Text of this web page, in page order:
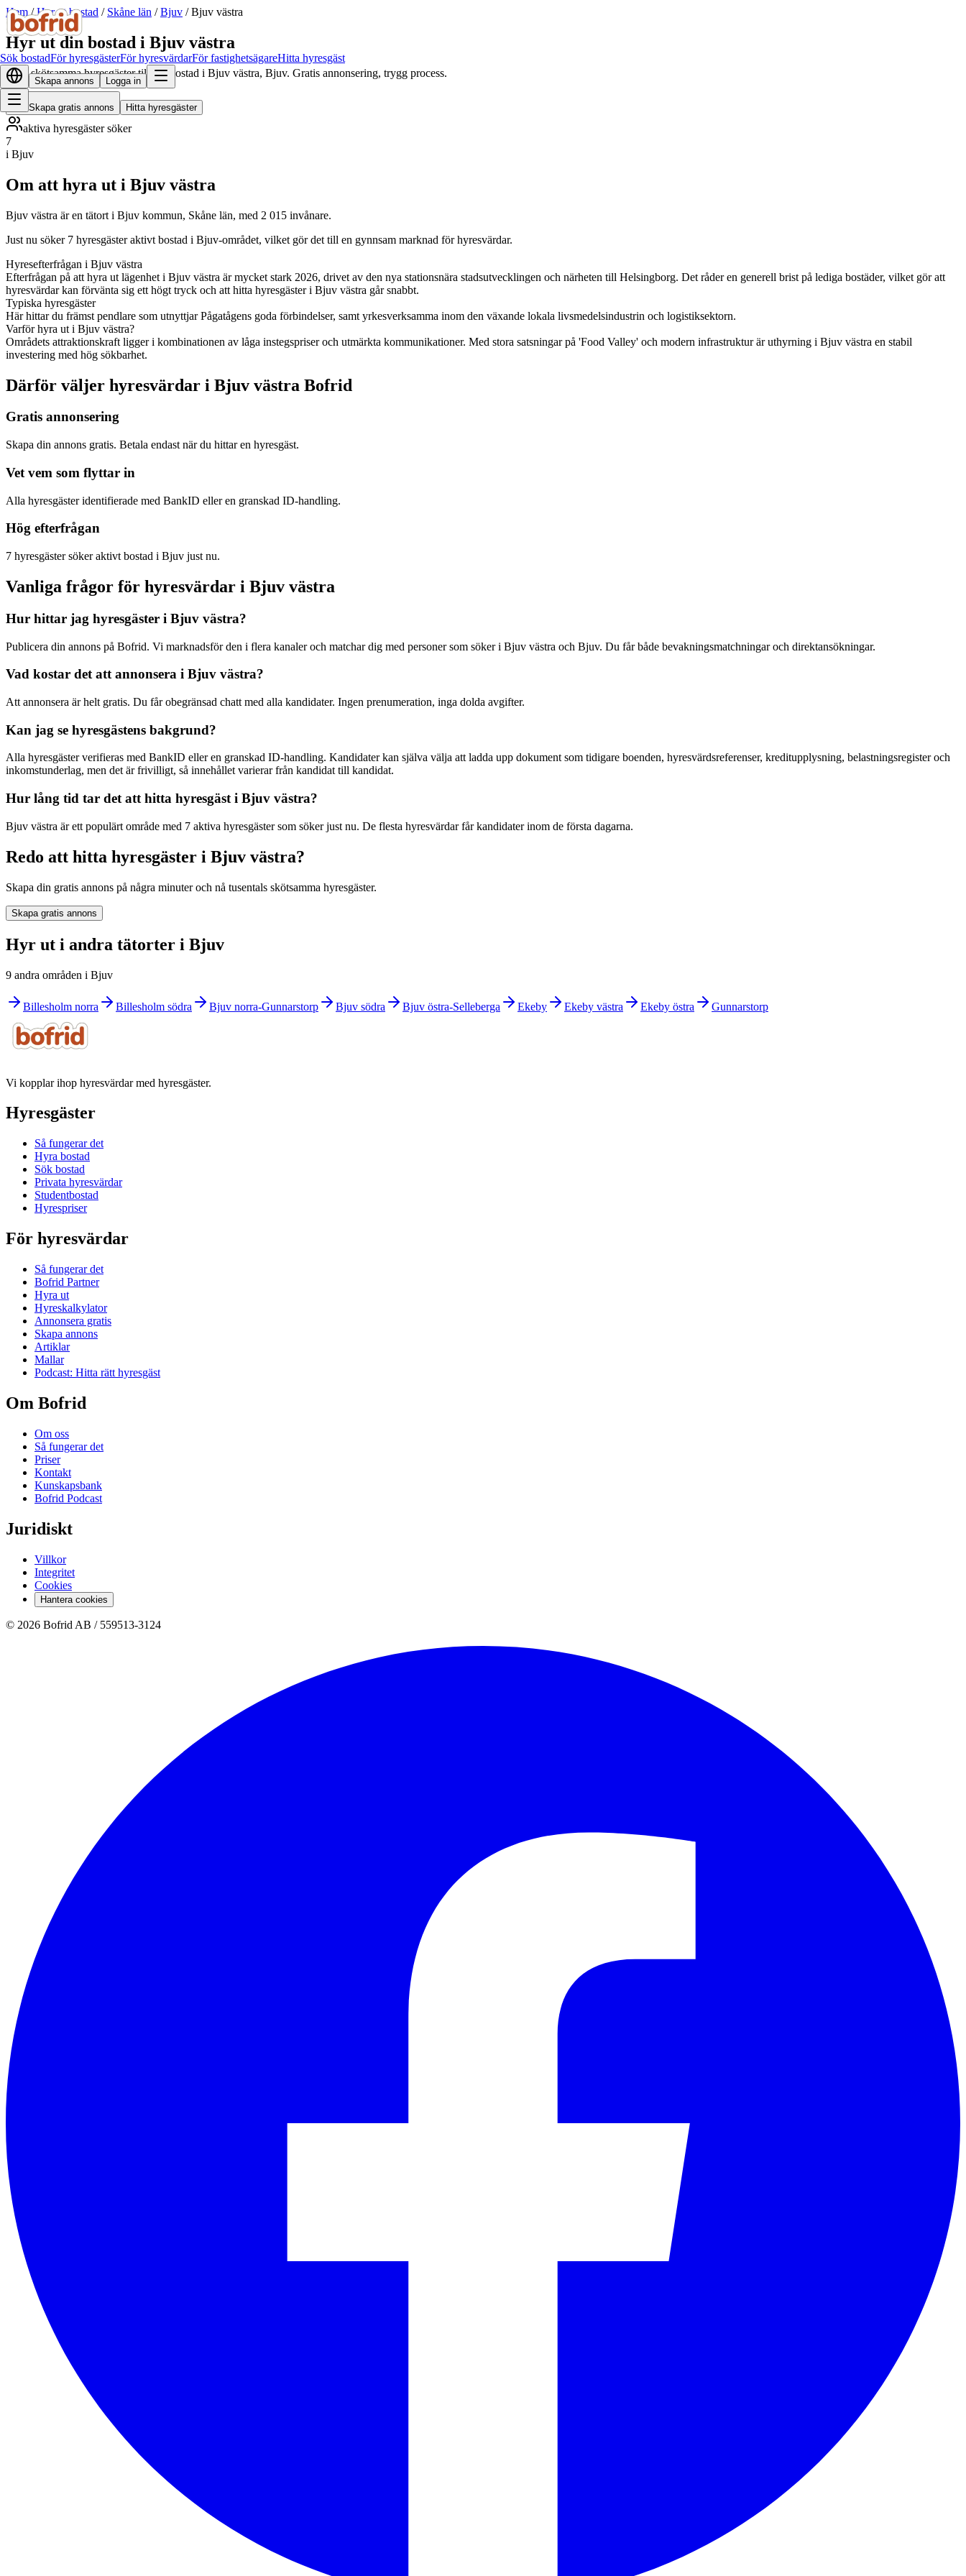
Sök bostadFör hyresgästerFör hyresvärdarFör fastighetsägareHitta hyresgäst
Skapa annons Logga in
Hem/Hyr ut bostad / Skåne län /Bjuv /Bjuv västra
Hyr ut din bostad i Bjuv västra
Hitta skötsamma hyresgäster till din bostad i Bjuv västra, Bjuv. Gratis annonsering, trygg process.
Skapa gratis annons Hitta hyresgäster
aktiva hyresgäster söker
7
i Bjuv
Om att hyra ut i Bjuv västra
Bjuv västra är en tätort i Bjuv kommun, Skåne län, med 2 015 invånare.
Just nu söker 7 hyresgäster aktivt bostad i Bjuv-området, vilket gör det till en gynnsam marknad för hyresvärdar.
Hyresefterfrågan i Bjuv västra
Efterfrågan på att hyra ut lägenhet i Bjuv västra är mycket stark 2026, drivet av den nya stationsnära stadsutvecklingen och närheten till Helsingborg. Det råder en generell brist på lediga bostäder, vilket gör att
hyresvärdar kan förvänta sig ett högt tryck och att hitta hyresgäster i Bjuv västra går snabbt.
Typiska hyresgäster
Här hittar du främst pendlare som utnyttjar Pågatågens goda förbindelser, samt yrkesverksamma inom den växande lokala livsmedelsindustrin och logistiksektorn.
Varför hyra ut i Bjuv västra?
Områdets attraktionskraft ligger i kombinationen av låga instegspriser och utmärkta kommunikationer. Med stora satsningar på 'Food Valley' och modern infrastruktur är uthyrning i Bjuv västra en stabil
investering med hög sökbarhet.
Därför väljer hyresvärdar i Bjuv västra Bofrid
Gratis annonsering
Skapa din annons gratis. Betala endast när du hittar en hyresgäst.
Vet vem som flyttar in
Alla hyresgäster identifierade med BankID eller en granskad ID-handling.
Hög efterfrågan
7 hyresgäster söker aktivt bostad i Bjuv just nu.
Vanliga frågor för hyresvärdar i Bjuv västra
Hur hittar jag hyresgäster i Bjuv västra?
Publicera din annons på Bofrid. Vi marknadsför den i flera kanaler och matchar dig med personer som söker i Bjuv västra och Bjuv. Du får både bevakningsmatchningar och direktansökningar.
Vad kostar det att annonsera i Bjuv västra?
Att annonsera är helt gratis. Du får obegränsad chatt med alla kandidater. Ingen prenumeration, inga dolda avgifter.
Kan jag se hyresgästens bakgrund?
Alla hyresgäster verifieras med BankID eller en granskad ID-handling. Kandidater kan själva välja att ladda upp dokument som tidigare boenden, hyresvärdsreferenser, kreditupplysning, belastningsregister och
inkomstunderlag, men det är frivilligt, så innehållet varierar från kandidat till kandidat.
Hur lång tid tar det att hitta hyresgäst i Bjuv västra?
Bjuv västra är ett populärt område med 7 aktiva hyresgäster som söker just nu. De flesta hyresvärdar får kandidater inom de första dagarna.
Redo att hitta hyresgäster i Bjuv västra?
Skapa din gratis annons på några minuter och nå tusentals skötsamma hyresgäster.
Skapa gratis annons
Hyr ut i andra tätorter i Bjuv
9 andra områden i Bjuv
Billesholm norra Billesholm södra Bjuv norra-Gunnarstorp Bjuv södra Bjuv östra-Selleberga Ekeby Ekeby västra Ekeby östra Gunnarstorp
Vi kopplar ihop hyresvärdar med hyresgäster.
Hyresgäster
Så fungerar det
Hyra bostad
Sök bostad
Privata hyresvärdar
Studentbostad
Hyrespriser
För hyresvärdar
Så fungerar det
Bofrid Partner
Hyra ut
Hyreskalkylator
Annonsera gratis
Skapa annons
Artiklar
Mallar
Podcast: Hitta rätt hyresgäst
Om Bofrid
Om oss
Så fungerar det
Priser
Kontakt
Kunskapsbank
Bofrid Podcast
Juridiskt
Villkor
Integritet
Cookies
Hantera cookies
© 2026 Bofrid AB / 559513-3124